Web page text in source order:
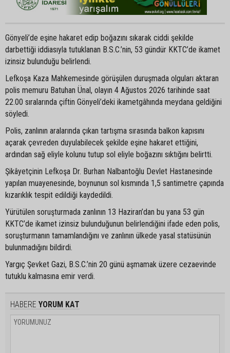
Gönyeli’de eşine hakaret edip boğazını sıkarak ciddi şekilde
darbettiği iddiasıyla tutuklanan B.S.C.’nin, 53 gündür KKTC’de ikamet
izinsiz bulunduğu belirlendi.
Lefkoşa Kaza Mahkemesinde görüşülen duruşmada olguları aktaran
polis memuru Batuhan Ünal, olayın 4 Ağustos 2026 tarihinde saat
22.00 sıralarında çiftin Gönyeli’deki ikametgâhında meydana geldiğini
söyledi.
Polis, zanlının aralarında çıkan tartışma sırasında balkon kapısını
açarak çevreden duyulabilecek şekilde eşine hakaret ettiğini,
ardından sağ eliyle kolunu tutup sol eliyle boğazını sıktığını belirtti.
Şikâyetçinin Lefkoşa Dr. Burhan Nalbantoğlu Devlet Hastanesinde
yapılan muayenesinde, boynunun sol kısmında 1,5 santimetre çapında
kızarıklık tespit edildiği kaydedildi.
Yürütülen soruşturmada zanlının 13 Haziran’dan bu yana 53 gün
KKTC’de ikamet izinsiz bulunduğunun belirlendiğini ifade eden polis,
soruşturmanın tamamlandığını ve zanlının ülkede yasal statüsünün
bulunmadığını bildirdi.
Yargıç Şevket Gazi, B.S.C.’nin 20 günü aşmamak üzere cezaevinde
tutuklu kalmasına emir verdi.
HABERE YORUM KAT